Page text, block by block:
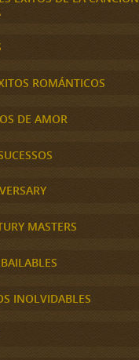
ROMÁNTICOS
DE AMOR
MASTERS
INOLVIDABLES